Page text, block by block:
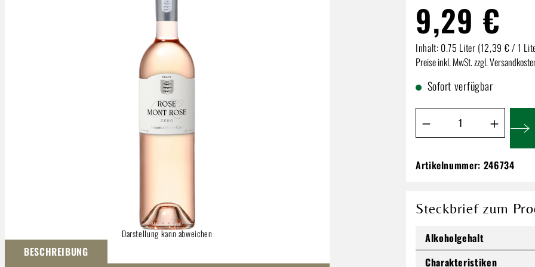
Darstellung kann abweichen
BESCHREIBUNG
9,29 €
Inhalt: 0.75 Liter (12,39 € / 1
Preise inkl. MwSt. zzgl.
Sofort verfügbar
Produkt Anzahl: Gib
9,29 €
Inhalt:0.75 Liter (12,39 € / 1
Preise inkl. MwSt. zzgl. Versandkosten
Artikelnummer: 246734
Steckbrief zum
Alkoholgehalt
Charakteristiken